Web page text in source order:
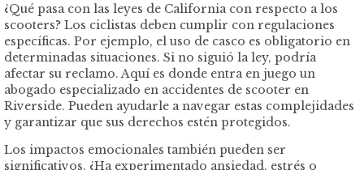
¿Qué pasa con las leyes de California con respecto a los
scooters? Los ciclistas deben cumplir con regulaciones
específicas. Por ejemplo, el uso de casco es obligatorio en
determinadas situaciones. Si no siguió la ley, podría
afectar su reclamo. Aquí es donde entra en juego un
abogado especializado en accidentes de scooter en
Riverside. Pueden ayudarle a navegar estas complejidades
y garantizar que sus derechos estén protegidos.
Los impactos emocionales también pueden ser
significativos. ¿Ha experimentado ansiedad, estrés o